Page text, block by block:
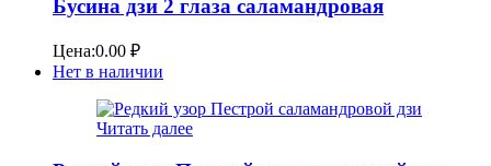
Бусина дзи 2 глаза саламандровая
Цена:0.00 ₽
Нет в наличии
Читать далее